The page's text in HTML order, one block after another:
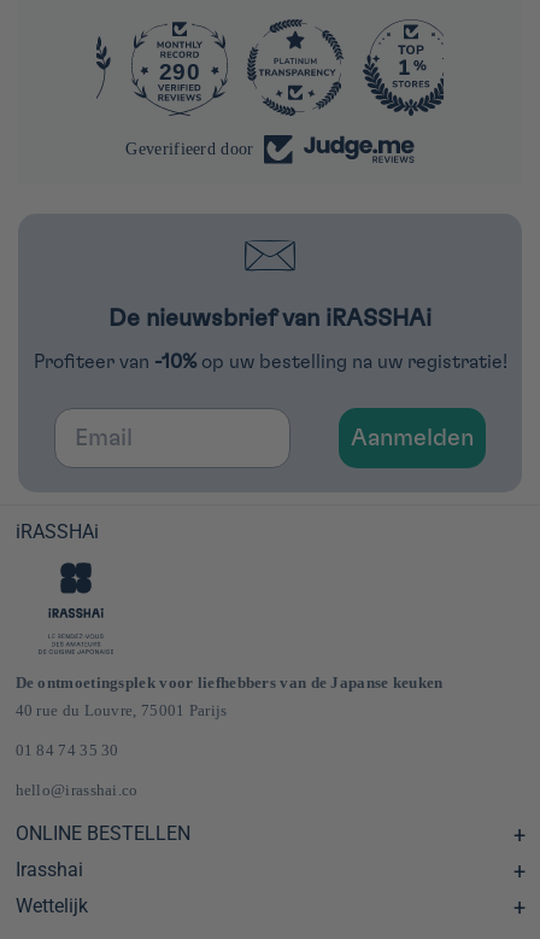
4284 290
Geverifieerd door
De nieuwsbrief van iRASSHAi
Profiteer van -10% op uw bestelling na uw registratie!
Email
Aanmelden
iRASSHAi
De ontmoetingsplek voor liefhebbers van de Japanse keuken
40 rue du Louvre, 75001 Parijs
01 84 74 35 30
hello@irasshai.co
ONLINE BESTELLEN
Centre d'aide & FAQ
Livraison et frais de port en France & Europe
Irasshai
Schema's
Wettelijk